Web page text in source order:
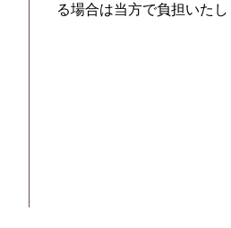
る場合は当方で負担いたし